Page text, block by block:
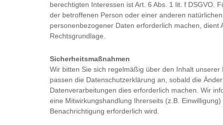
berechtigten Interessen ist Art. 6 Abs. 1 lit. f DSGVO.
der betroffenen Person oder einer anderen
personenbezogener Daten erforderlich machen, dient
Rechtsgrundlage.
Sicherheitsmaßnahmen
Wir bitten Sie sich regelmäßig über den Inhalt
passen die Datenschutzerklärung an, sobald die
Datenverarbeitungen dies erforderlich machen. Wir
eine Mitwirkungshandlung Ihrerseits (z.B.
Benachrichtigung erforderlich wird.